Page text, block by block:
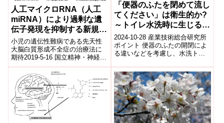
人工マイクロRNA（人工
miRNA）により過剰な遺
伝子発現を抑制する新規の
遺伝子治療法を開発
小児の遺伝性難病である先天性
大脳白質形成不全症の治療法に
期待2019-5-16 国立精神・神経医
療研究センター（NCNP）,日本
医科大学,日本医療研究開発機構
（...
「便器のふたを閉めて流し
てください」は衛生的か?
～トイレ水洗時に生じる飛
沫の見える化と飛散ウイル
スの定量測定に成功～
2024-10-28 産業技術総合研究所
ポイント 便器のふたの開閉によ
る違いなどを考慮し、水洗トイ
の空間分布を測定 トイレを使用
した...